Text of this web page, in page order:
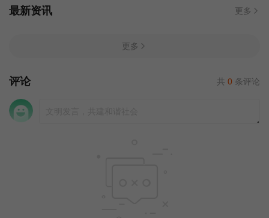
最新资讯 更多
更多
评论 共 0 条评论